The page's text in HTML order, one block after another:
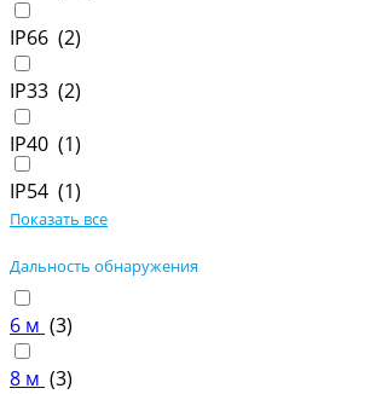
IP66 (2)
IP33 (2)
IP40 (1)
IP54 (1)
Показать все
Дальность обнаружения
6 м (3)
8 м (3)